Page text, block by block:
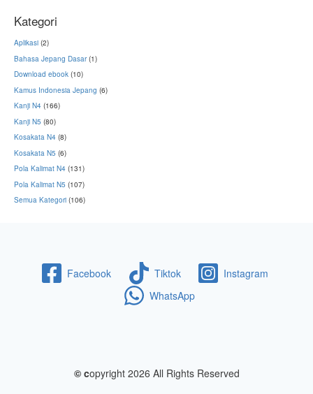
Kategori
Aplikasi (2)
Bahasa Jepang Dasar(1)
Download ebook (10)
Kamus Indonesia Jepang (6)
Kanji N4 (166)
Kanji N5 (80)
Kosakata N4 (8)
Kosakata N5 (6)
Pola Kalimat N4 (131)
Pola Kalimat N5 (107)
Semua Kategori (106)
Facebook Tiktok
Instagram
WhatsApp
© copyright 2026 All Rights Reserved